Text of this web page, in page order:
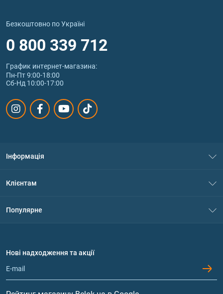
Безкоштовно по Україні
0 800 339 712
График интернет‑магазина:
Пн-Пт 9:00-18:00
Сб-Нд 10:00-17:00
Інформація
Політика конфіденційності
Обмін та повернення
Клієнтам
Популярне
Протеїн
Гейнери
Вітаміни та мінерали
Нові надходження та акції